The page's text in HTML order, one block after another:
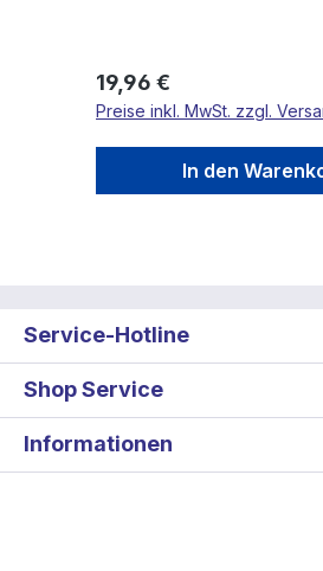
Regulärer Preis:
19,96 €
Preise inkl. MwSt. zzgl.
In den
Service-Hotline
Shop Service
Informationen